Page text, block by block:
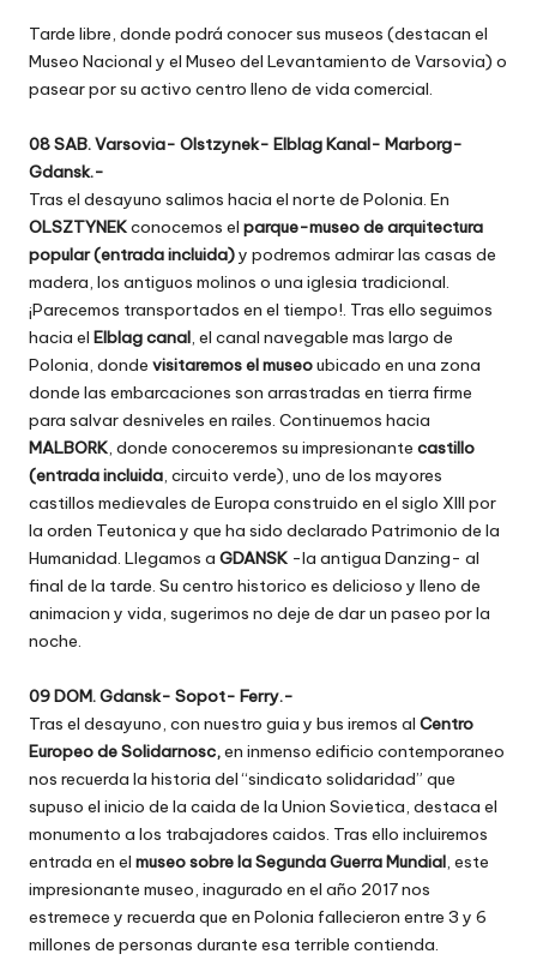
Tarde libre, donde podrá conocer sus museos (destacan el
Museo Nacional y el Museo del Levantamiento de Varsovia) o
pasear por su activo centro lleno de vida comercial.
08 SAB. Varsovia- Olstzynek- Elblag Kanal- Marborg-
Gdansk.-
Tras el desayuno salimos hacia el norte de Polonia. En
OLSZTYNEKconocemos el parque-museo de arquitectura
popular (entrada incluida)y podremos admirar las casas de
madera, los antiguos molinos o una iglesia tradicional.
¡Parecemos transportados en el tiempo!. Tras ello seguimos
hacia el Elblag canal, el canal navegable mas largo de
Polonia, donde visitaremos el museoubicado en una zona
donde las embarcaciones son arrastradas en tierra firme
para salvar desniveles en railes. Continuemos hacia
MALBORK, donde conoceremos su impresionante castillo
(entrada incluida, circuito verde), uno de los mayores
castillos medievales de Europa construido en el siglo XIII por
la orden Teutonica y que ha sido declarado Patrimonio de la
Humanidad. Llegamos a GDANSK -la antigua Danzing- al
final de la tarde. Su centro historico es delicioso y lleno de
animacion y vida, sugerimos no deje de dar un paseo por la
noche.
09 DOM. Gdansk- Sopot- Ferry.-
Tras el desayuno, con nuestro guia y bus iremos al Centro
Europeo de Solidarnosc,en inmenso edificio contemporaneo
nos recuerda la historia del “sindicato solidaridad” que
supuso el inicio de la caida de la Union Sovietica, destaca el
monumento a los trabajadores caidos. Tras ello incluiremos
entrada en el museo sobre la Segunda Guerra Mundial, este
impresionante museo, inagurado en el año 2017 nos
estremece y recuerda que en Polonia fallecieron entre 3 y 6
millones de personas durante esa terrible contienda.